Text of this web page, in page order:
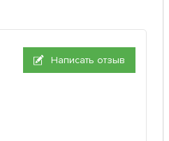
Написать отзыв